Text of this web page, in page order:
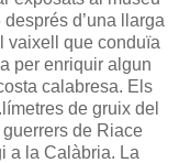
d’una llarga
vaixell que conduïa
per enriquir algun
calabresa. Els
de gruix del
de Riace
a la Calàbria. La